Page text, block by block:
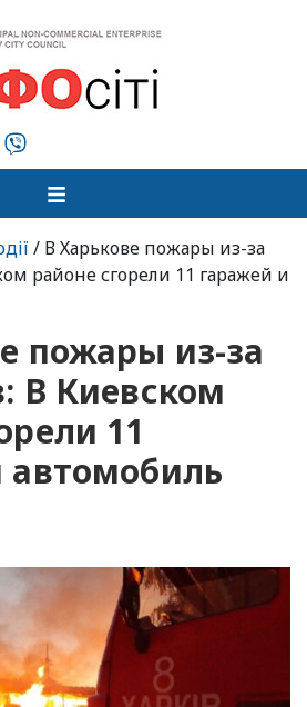
/ В Харькове пожары из-за
районе сгорели 11 гаражей и
пожары из-за
В Киевском
11
автомобиль